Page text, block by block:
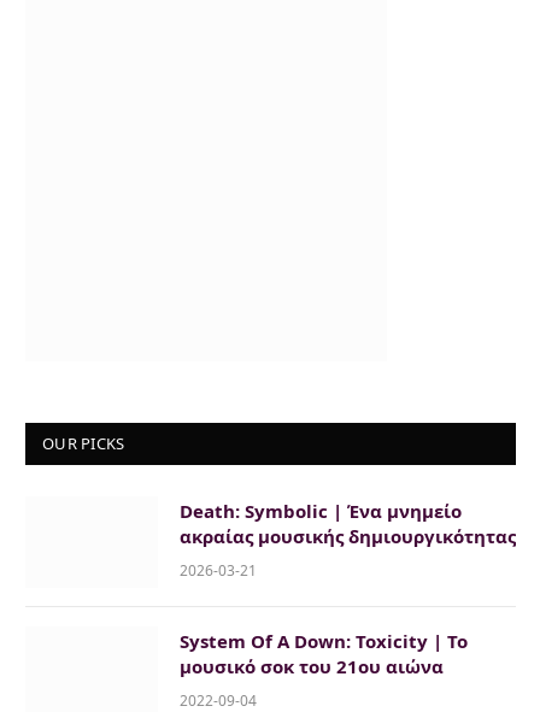
OUR PICKS
Death: Symbolic | Ένα μνημείο
ακραίας μουσικής δημιουργικότητας
2026-03-21
System Of A Down: Toxicity | Το
μουσικό σοκ του 21ου αιώνα
2022-09-04